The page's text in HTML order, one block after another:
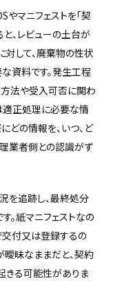
マニフェストを「契
、レビューの土台が
対して、廃棄物の性状
資料です。発生工程
方法や受入可否に関わ
適正処理に必要な情
どの情報を、いつ、ど
業者側との認識がず
を追跡し、最終処分
。紙マニフェストなの
交付又は登録するの
曖昧なままだと、契約
きる可能性がありま